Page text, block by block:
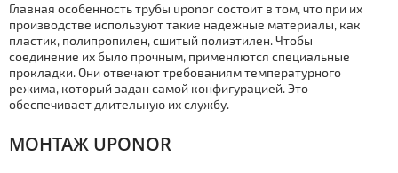
Главная особенность тpубы uponor состоит в том, что при их
производстве используют такие надежные материалы, как
пластик, полипропилен, сшитый полиэтилен. Чтобы
соединение их было прочным, применяются специальные
прокладки. Они отвечают требованиям температурного
режима, который задан самой конфигурацией. Это
обеспечивает длительную их службу.
МOНТАЖ UPONOR